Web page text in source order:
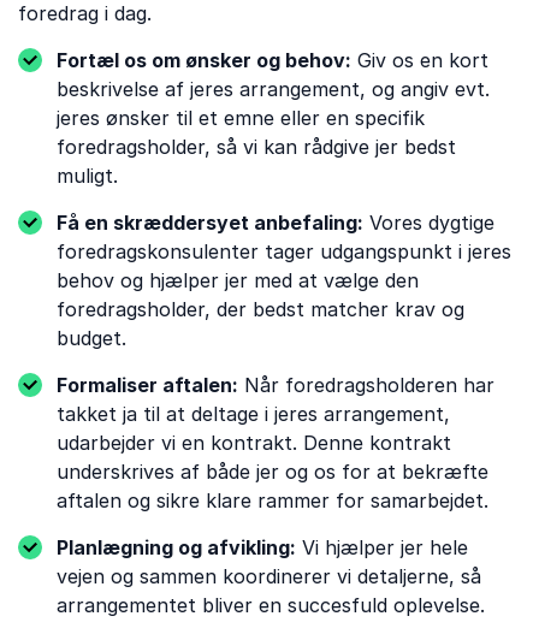
foredrag i dag.
Fortæl os om ønsker og behov: Giv os en kort
beskrivelse af jeres arrangement, og angiv evt.
jeres ønsker til et emne eller en specifik
foredragsholder, så vi kan rådgive jer bedst
muligt.
Få en skræddersyet anbefaling: Vores dygtige
foredragskonsulenter tager udgangspunkt i jeres
behov og hjælper jer med at vælge den
foredragsholder, der bedst matcher krav og
budget.
Formaliser aftalen: Når foredragsholderen har
takket ja til at deltage i jeres arrangement,
udarbejder vi en kontrakt. Denne kontrakt
underskrives af både jer og os for at bekræfte
aftalen og sikre klare rammer for samarbejdet.
Planlægning og afvikling: Vi hjælper jer hele
vejen og sammen koordinerer vi detaljerne, så
arrangementet bliver en succesfuld oplevelse.